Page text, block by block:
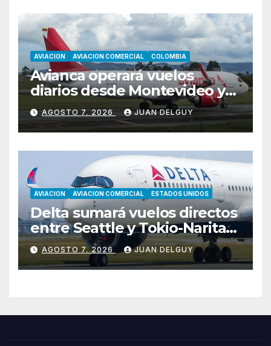
AVIACION AVIACION COMERCIAL COLOMBIA
Avianca operará vuelos
diarios desde Montevideo y
Asunción hacia Bogotá
AGOSTO 7, 2026 JUAN DELGUY
AVIACION AVIACION COMERCIAL ESTADOS UNIDOS
Delta sumará vuelos directos
entre Seattle y Tokio-Narita
desde marzo de 2027
AGOSTO 7, 2026 JUAN DELGUY